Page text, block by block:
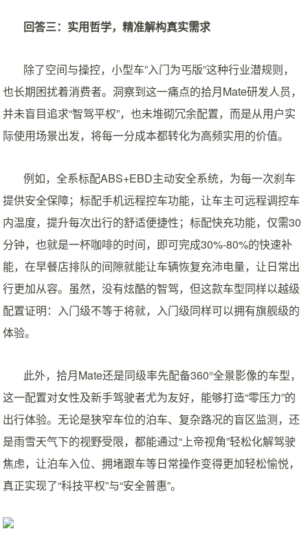
回答三：实用哲学，精准解构真实需求
除了空间与操控，小型车”入门为丐版”这种行业潜规则，
也长期困扰着消费者。洞察到这一痛点的拾月Mate研发人员，
并未盲目追求“智驾平权”，也未堆砌冗余配置，而是从用户实
际使用场景出发，将每一分成本都转化为高频实用的价值。
例如，全系标配ABS+EBD主动安全系统，为每一次刹车
提供安全保障；标配手机远程控车功能，让车主可远程调控车
内温度，提升每次出行的舒适便捷性；标配快充功能，仅需30
分钟，也就是一杯咖啡的时间，即可完成30%-80%的快速补
能，在早餐店排队的间隙就能让车辆恢复充沛电量，让日常出
行更加从容。虽然，没有炫酷的智驾，但这款车型同样以越级
配置证明：入门级不等于将就，入门级同样可以拥有旗舰级的
体验。
此外，拾月Mate还是同级率先配备360°全景影像的车型，
这一配置对女性及新手驾驶者尤为友好，能够打造“零压力”的
出行体验。无论是狭窄车位的泊车、复杂路况的盲区监测，还
是雨雪天气下的视野受限，都能通过“上帝视角”轻松化解驾驶
焦虑，让泊车入位、拥堵跟车等日常操作变得更加轻松愉悦，
真正实现了“科技平权”与“安全普惠”。